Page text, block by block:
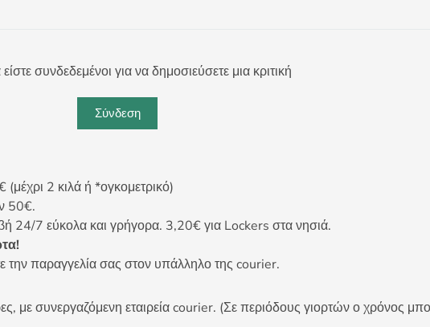
συνδεδεμένοι για να δημοσιεύσετε μια κριτική
Σύνδεση
2 κιλά ή *ογκομετρικό)
50€.
24/7 εύκολα και γρήγορα. 3,20€ για Lockers στα νησιά.
την παραγγελία σας στον υπάλληλο της courier.
συνεργαζόμενη εταιρεία courier. (Σε περιόδους γιορτών ο χρόνος